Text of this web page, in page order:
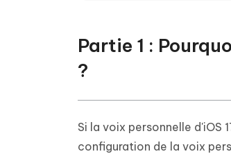
Partie 1 :
?
Si la voix personnelle d'iOS
configuration de la voix